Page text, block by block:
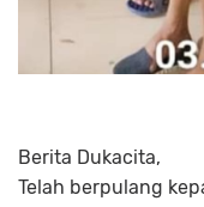
Berita Dukacita,
Telah berpulang